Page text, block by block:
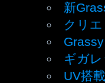
新
クリ
ギガ
UV搭